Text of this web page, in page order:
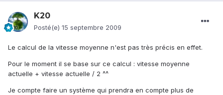
K20
Posté(e) 15 septembre 2009
Le calcul de la vitesse moyenne n'est pas très précis en effet.
Pour le moment il se base sur ce calcul : vitesse moyenne
actuelle + vitesse actuelle / 2 ^^
Je compte faire un système qui prendra en compte plus de